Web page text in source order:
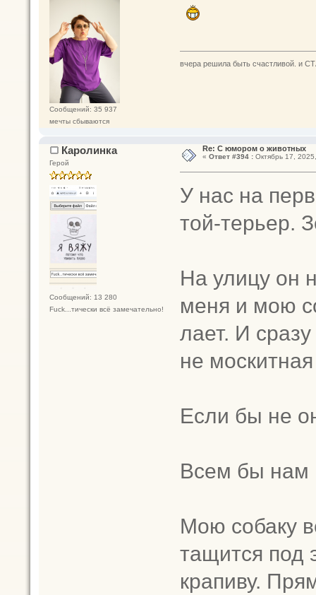
Сообщений: 35 937
мечты сбываются
вчера решила быть счастливой. и
Каролинка
Герой
Сообщений: 13 280
Fuck...тически всё замечательно!
Re: С юмором о животных
« Ответ #394 :Октябрь 17,
У нас на
той-терьер.
На улицу он
меня и мою
лает. И
не
Если бы не
Всем бы нам
Мою собаку
тащится под
крапиву.